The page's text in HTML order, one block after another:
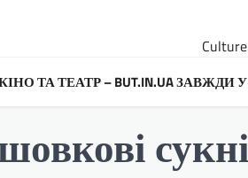
ТА ТЕАТР – BUT.IN.UA ЗАВЖДИ
сукні